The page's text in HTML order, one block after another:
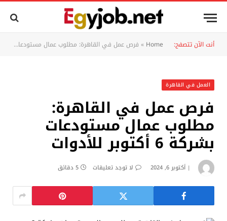
أنت الآن تتصفح: Home
» فرص عمل في القاهرة: مطلوب عمال مستودعات بشركة 6 أكتوبر للأدوات
العمل في القاهرة
فرص عمل في القاهرة:
مطلوب عمال مستودعات
بشركة 6 أكتوبر للأدوات
أكتوبر 6, 2024 لا توجد تعليقات 5 دقائق